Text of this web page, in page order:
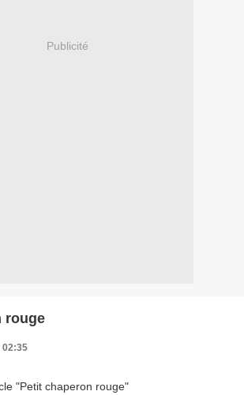
Publicité
rouge
02:35